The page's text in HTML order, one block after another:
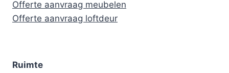
Offerte aanvraag meubelen
Offerte aanvraag loftdeur
Ruimte